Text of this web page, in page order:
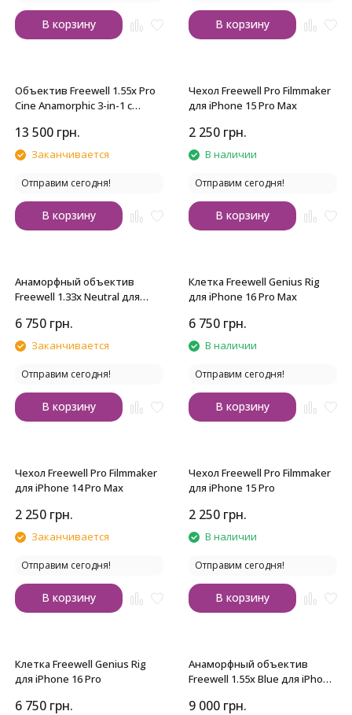
В корзину В корзину
Объектив Freewell 1.55x Pro
Cine Anamorphic 3-in-1 с
13 500 грн.
Заканчивается
Отправим сегодня!
В корзину
Чехол Freewell Pro Filmmaker
для iPhone 15 Pro Max
2 250 грн.
В наличии
Отправим сегодня!
В корзину
Анаморфный объектив
Freewell 1.33x Neutral для
6 750 грн.
Заканчивается
Отправим сегодня!
В корзину
Клетка Freewell Genius Rig
для iPhone 16 Pro Max
6 750 грн.
В наличии
Отправим сегодня!
В корзину
Чехол Freewell Pro Filmmaker
для iPhone 14 Pro Max
2 250 грн.
Заканчивается
Отправим сегодня!
В корзину
Чехол Freewell Pro Filmmaker
для iPhone 15 Pro
2 250 грн.
В наличии
Отправим сегодня!
В корзину
Клетка Freewell Genius Rig
для iPhone 16 Pro
6 750 грн.
Анаморфный объектив
Freewell 1.55x Blue для iPhone
9 000 грн.